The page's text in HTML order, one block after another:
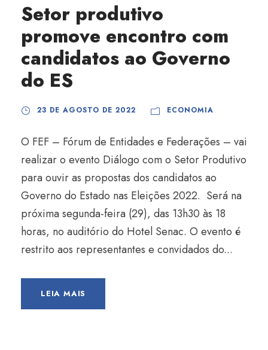
Setor produtivo
promove encontro com
candidatos ao Governo
do ES
23 DE AGOSTO DE 2022 ECONOMIA
O FEF – Fórum de Entidades e Federações – vai
realizar o evento Diálogo com o Setor Produtivo
para ouvir as propostas dos candidatos ao
Governo do Estado nas Eleições 2022. Será na
próxima segunda-feira (29), das 13h30 às 18
horas, no auditório do Hotel Senac. O evento é
restrito aos representantes e convidados do...
LEIA MAIS